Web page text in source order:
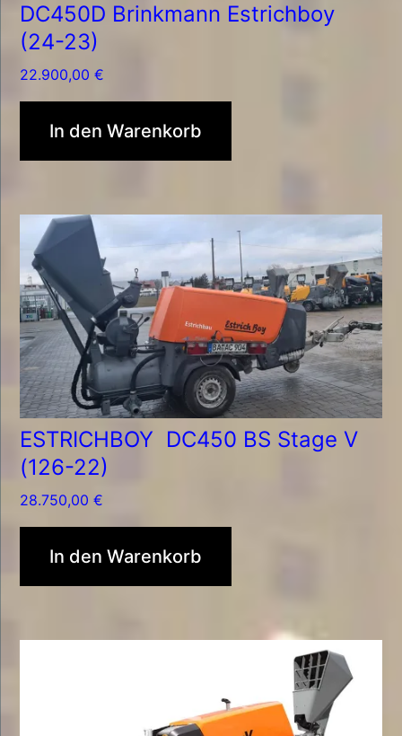
DC450D Brinkmann Estrichboy
(24-23)
22.900,00€
In den Warenkorb
ESTRICHBOY DC450 BS Stage V
(126-22)
28.750,00€
In den Warenkorb